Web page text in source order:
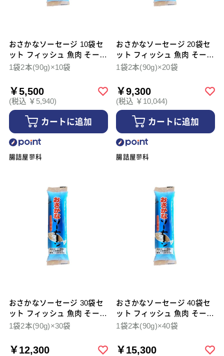
おさかなソーセージ 10袋セ
ット フィッシュ 魚肉 そーせ
ーじ 無添加 自然
1袋2本(90g)×10袋
￥5,500
(税込 ￥5,940)
カートに追加
腸詰屋蓼科
おさかなソーセージ 20袋セ
ット フィッシュ 魚肉 そーせ
ーじ 無添加 自然
1袋2本(90g)×20袋
￥9,300
(税込 ￥10,044)
カートに追加
腸詰屋蓼科
おさかなソーセージ 30袋セ
ット フィッシュ 魚肉 そーせ
ーじ 無添加 自然
1袋2本(90g)×30袋
￥12,300
おさかなソーセージ 40袋セ
ット フィッシュ 魚肉 そーせ
ーじ 簡易梱包 無
1袋2本(90g)×40袋
￥15,300